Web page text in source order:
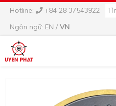
Hotline:
+84 28 37543922
Ngôn ngữ: EN / VN